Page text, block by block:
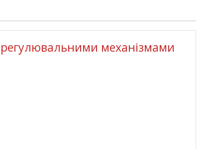
регулювальними механізмами